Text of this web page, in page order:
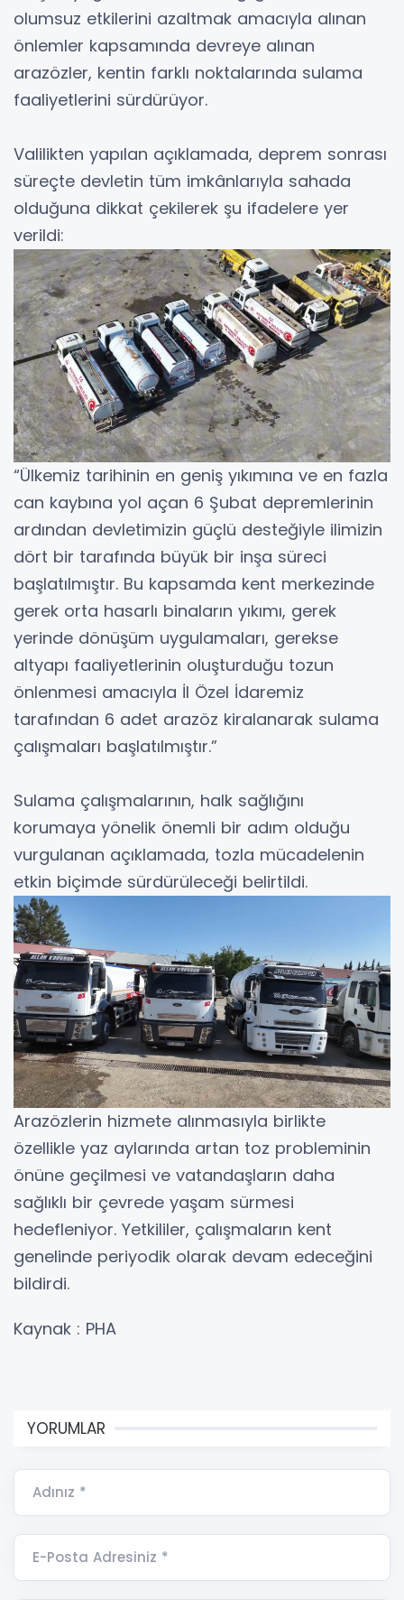
olumsuz etkilerini azaltmak amacıyla alınan
önlemler kapsamında devreye alınan
arazözler, kentin farklı noktalarında sulama
faaliyetlerini sürdürüyor.
Valilikten yapılan açıklamada, deprem sonrası
süreçte devletin tüm imkânlarıyla sahada
olduğuna dikkat çekilerek şu ifadelere yer
verildi:
“Ülkemiz tarihinin en geniş yıkımına ve en fazla
can kaybına yol açan 6 Şubat depremlerinin
ardından devletimizin güçlü desteğiyle ilimizin
dört bir tarafında büyük bir inşa süreci
başlatılmıştır. Bu kapsamda kent merkezinde
gerek orta hasarlı binaların yıkımı, gerek
yerinde dönüşüm uygulamaları, gerekse
altyapı faaliyetlerinin oluşturduğu tozun
önlenmesi amacıyla İl Özel İdaremiz
tarafından 6 adet arazöz kiralanarak sulama
çalışmaları başlatılmıştır.”
Sulama çalışmalarının, halk sağlığını
korumaya yönelik önemli bir adım olduğu
vurgulanan açıklamada, tozla mücadelenin
etkin biçimde sürdürüleceği belirtildi.
Arazözlerin hizmete alınmasıyla birlikte
özellikle yaz aylarında artan toz probleminin
önüne geçilmesi ve vatandaşların daha
sağlıklı bir çevrede yaşam sürmesi
hedefleniyor. Yetkililer, çalışmaların kent
genelinde periyodik olarak devam edeceğini
bildirdi.
Kaynak : PHA
YORUMLAR
Adınız *
E-Posta Adresiniz *